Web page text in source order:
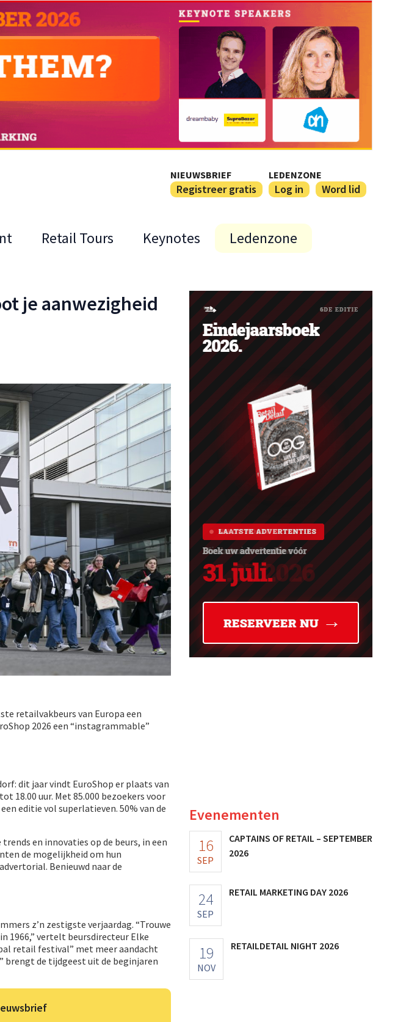
NIEUWSBRIEF
Registreer gratis
LEDENZONE
Log in Word lid
Retail Tours Keynotes Ledenzone
je aanwezigheid
retailvakbeurs van Europa een
2026 een “instagrammable”
dit jaar vindt EuroShop er plaats van
18.00 uur. Met 85.000 bezoekers voor
editie vol superlatieven. 50% van de
en innovaties op de beurs, in een
de mogelijkheid om hun
Benieuwd naar de
z’n zestigste verjaardag. “Trouwe
1966,” vertelt beursdirecteur Elke
retail festival” met meer aandacht
brengt de tijdgeest uit de beginjaren
Evenementen
16
SEP
CAPTAINS OF RETAIL – SEPTEMBER
2026
24
SEP
RETAIL MARKETING DAY 2026
19
NOV
RETAILDETAIL NIGHT 2026